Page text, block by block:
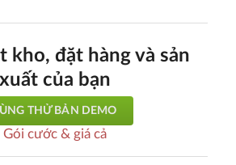
kho, đặt hàng và sản
xuất của bạn
THỬ BẢN DEMO
Gói cước & giá cả